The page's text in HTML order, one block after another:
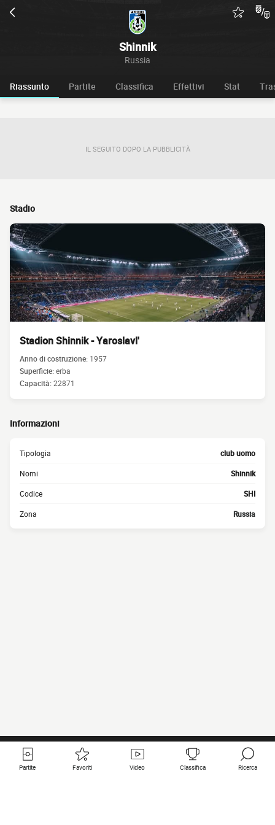
Shinnik
Russia
Riassunto Partite Classifica Effettivi Stat
IL SEGUITO DOPO LA PUBBLICITÀ
Stadio
Stadion Shinnik - Yaroslavl'
Anno di costruzione: 1957
Superficie:erba
Capacità:22871
Informazioni
Tipologia club uomo
Nomi Shinnik
Codice SHI
Zona Russia
Partite Favoriti Video Classifica Ricerca